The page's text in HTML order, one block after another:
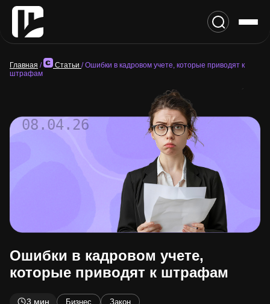
Главная / Статьи /Ошибки в кадровом учете, которые приводят к
штрафам
08.04.26
Ошибки в кадровом учете,
которые приводят к штрафам
3 мин Бизнес Закон